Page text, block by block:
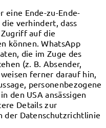
eine Ende-zu-Ende-
verhindert, dass
auf die
können. WhatsApp
die im Zuge des
(z. B. Absender,
ferner darauf hin,
personenbezogene
den USA ansässigen
Details zur
der Datenschutzrichtlinie